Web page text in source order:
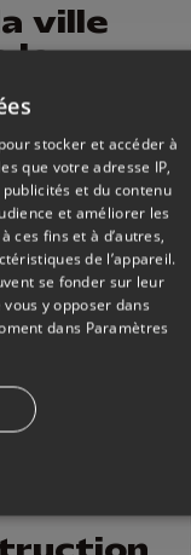
ville
le
et
pour
au
stocker et accéder à
que votre adresse IP,
et du contenu
et améliorer les
ces fins et à d’autres,
de l’appareil.
se fonder sur leur
y opposer dans
dans Paramètres